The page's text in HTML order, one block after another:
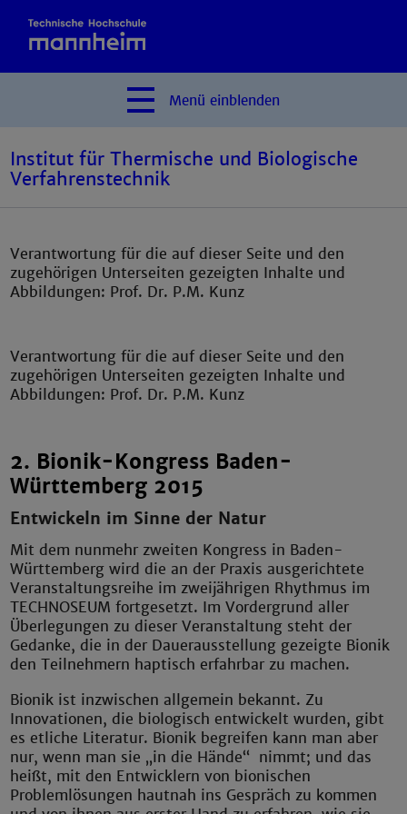
Menü einblenden
Institut für Thermische und Biologische
Verfahrenstechnik
Verantwortung für die auf dieser Seite und den
zugehörigen Unterseiten gezeigten Inhalte und
Abbildungen: Prof. Dr. P.M. Kunz
Verantwortung für die auf dieser Seite und den
zugehörigen Unterseiten gezeigten Inhalte und
Abbildungen: Prof. Dr. P.M. Kunz
2. Bionik-Kongress Baden-
Württemberg 2015
Entwickeln im Sinne der Natur
Mit dem nunmehr zweiten Kongress in Baden-
Württemberg wird die an der Praxis ausgerichtete
Veranstaltungsreihe im zweijährigen Rhythmus im
TECHNOSEUM fortgesetzt. Im Vordergrund aller
Überlegungen zu dieser Veranstaltung steht der
Gedanke, die in der Dauerausstellung gezeigte Bionik
den Teilnehmern haptisch erfahrbar zu machen.
Bionik ist inzwischen allgemein bekannt. Zu
Innovationen, die biologisch entwickelt wurden, gibt
es etliche Literatur. Bionik begreifen kann man aber
nur, wenn man sie „in die Hände“ nimmt; und das
heißt, mit den Entwicklern von bionischen
Problemlösungen hautnah ins Gespräch zu kommen